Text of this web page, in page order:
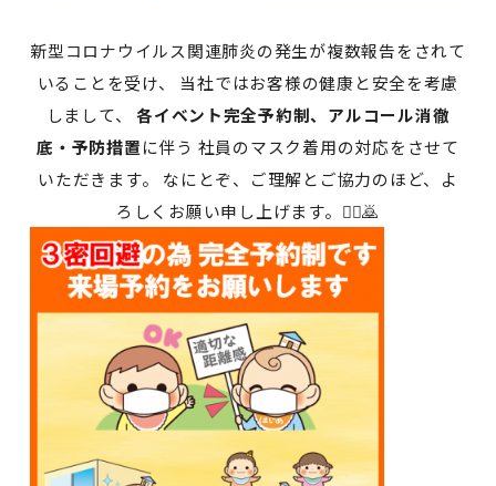
新型コロナウイルス関連肺炎の発生が複数報告をされて
いることを受け、 当社ではお客様の健康と安全を考慮
しまして、各イベント完全予約制、アルコール消徹
底・予防措置に伴う 社員のマスク着用の対応をさせて
いただきます。 なにとぞ、ご理解とご協力のほど、よ
ろしくお願い申し上げます。🙇‍♀️🙇